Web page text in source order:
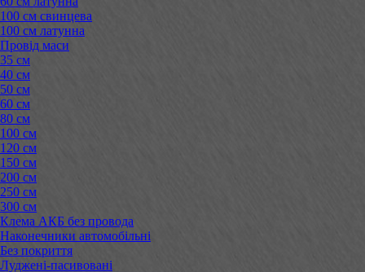
100 см свинцева
100 см латунна
Провід маси
35 см
40 см
50 см
60 см
80 см
100 см
120 см
150 см
200 см
250 см
300 см
Клема АКБ без провода
Наконечники автомобільні
Без покриття
Луджені-пасивовані